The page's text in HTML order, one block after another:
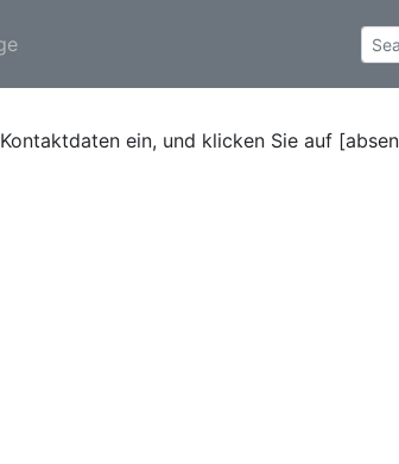
ein, und klicken Sie auf